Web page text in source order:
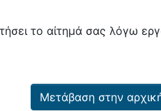
το αίτημά σας λόγω
Μετάβαση στην